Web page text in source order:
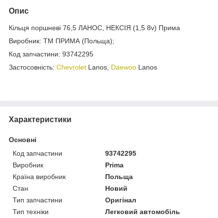
Опис
Кільця поршневі 76,5 ЛАНОС, НЕКСІЯ (1,5 8v) Прима
Виробник: ТМ ПРИМА (Польща);
Код запчастини: 93742295
Застосовність: Chevrolet Lanos, Daewoo Lanos
Характеристики
Основні
Код запчастини
93742295
Виробник
Prima
Країна виробник
Польща
Стан
Новий
Тип запчастини
Оригінал
Тип техніки
Легковий автомобіль